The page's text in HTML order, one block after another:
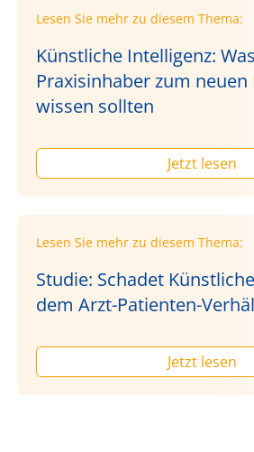
Lesen Sie mehr zu diesem Thema:
Künstliche Intelligenz: Was
Praxisinhaber zum neuen
wissen sollten
Jetzt lesen
Lesen Sie mehr zu diesem Thema:
Studie: Schadet
dem Arzt-Patienten-
Jetzt lesen